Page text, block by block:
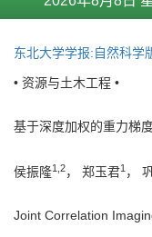
东北大学学报:自然科学
• 资源与土木工程 •
基于深度加权的重力梯
侯振隆1,2， 郑玉君1 ，
Joint Correlation